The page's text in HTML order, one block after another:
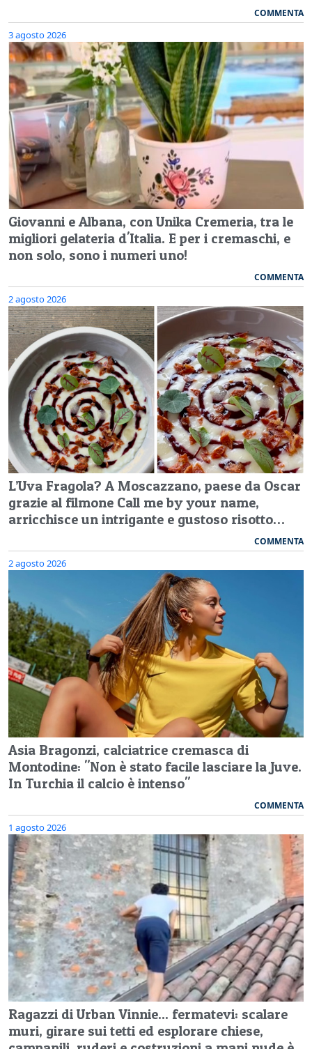
COMMENTA
3 agosto 2026
Giovanni e Albana, con Unika Cremeria, tra le
migliori gelateria d'Italia. E per i cremaschi, e
non solo, sono i numeri uno!
COMMENTA
2 agosto 2026
L’Uva Fragola? A Moscazzano, paese da Oscar
grazie al filmone Call me by your name,
arricchisce un intrigante e gustoso risotto…
COMMENTA
2 agosto 2026
Asia Bragonzi, calciatrice cremasca di
Montodine: "Non è stato facile lasciare la Juve.
In Turchia il calcio è intenso"
COMMENTA
1 agosto 2026
Ragazzi di Urban Vinnie... fermatevi: scalare
muri, girare sui tetti ed esplorare chiese,